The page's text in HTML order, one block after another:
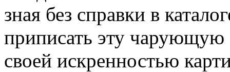
зная без справки в
приписать эту
своей ис­кренностью